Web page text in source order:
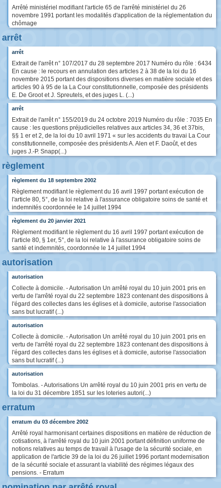
Arrêté ministériel modifiant l'article 65 de l'arrêté ministériel du 26
novembre 1991 portant les modalités d'application de la réglementation du
chômage
arrêt
arrêt
Extrait de l'arrêt n° 107/2017 du 28 septembre 2017 Numéro du rôle : 6434
En cause : le recours en annulation des articles 2 à 38 de la loi du 16
novembre 2015 portant des dispositions diverses en matière sociale et des
articles 90 à 95 de la La Cour constitutionnelle, composée des présidents
E. De Groot et J. Spreutels, et des juges L. (...)
arrêt
Extrait de l'arrêt n° 155/2019 du 24 octobre 2019 Numéro du rôle : 7035 En
cause : les questions préjudicielles relatives aux articles 34, 36 et 37bis,
§§ 1 er et 2, de la loi du 10 avril 1971 « sur les accidents du travai La Cour
constitutionnelle, composée des présidents A. Alen et F. Daoût, et des
juges J.-P. Snapp(...)
règlement
règlement du 18 septembre 2002
Règlement modifiant le règlement du 16 avril 1997 portant exécution de
l'article 80, 5°, de la loi relative à l'assurance obligatoire soins de santé et
indemnités coordonnée le 14 juillet 1994
règlement du 20 janvier 2021
Règlement modifiant le règlement du 16 avril 1997 portant exécution de
l'article 80, § 1er, 5°, de la loi relative à l'assurance obligatoire soins de
santé et indemnités, coordonnée le 14 juillet 1994
autorisation
autorisation
Collecte à domicile. - Autorisation Un arrêté royal du 10 juin 2001 pris en
vertu de l'arrêté royal du 22 septembre 1823 contenant des dispositions à
l'égard des collectes dans les églises et à domicile, autorise l'association
sans but lucratif (...)
autorisation
Collecte à domicile. - Autorisation Un arrêté royal du 10 juin 2001 pris en
vertu de l'arrêté royal du 22 septembre 1823 contenant des dispositions à
l'égard des collectes dans les églises et à domicile, autorise l'association
sans but lucratif (...)
autorisation
Tombolas. - Autorisations Un arrêté royal du 10 juin 2001 pris en vertu de
la loi du 31 décembre 1851 sur les loteries autori(...)
erratum
erratum du 03 décembre 2002
Arrêté royal harmonisant certaines dispositions en matière de réduction de
cotisations, à l'arrêté royal du 10 juin 2001 portant définition uniforme de
notions relatives au temps de travail à l'usage de la sécurité sociale, en
application de l'article 39 de la loi du 26 juillet 1996 portant modernisation
de la sécurité sociale et assurant la viabilité des régimes légaux des
pensions. - Erratum